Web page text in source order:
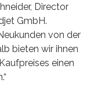
Director
GmbH.
von der
bieten wir ihnen
einen